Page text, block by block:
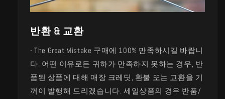
반환 & 교환
- The Great Mistake 구매에 100% 만족하시길 바랍니
다. 어떤 이유로든 귀하가 만족하지 못하는 경우, 반
품된 상품에 대해 매장 크레딧, 환불 또는 교환을 기
꺼이 발행해 드리겠습니다. 세일상품의 경우 반품/